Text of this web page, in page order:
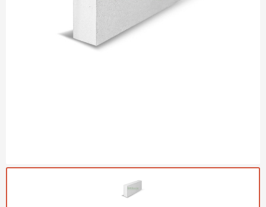
Газобетон Аэрок
ПЕРЕЙТИ
Газобетон Poritep
Газобетон ВКБлок